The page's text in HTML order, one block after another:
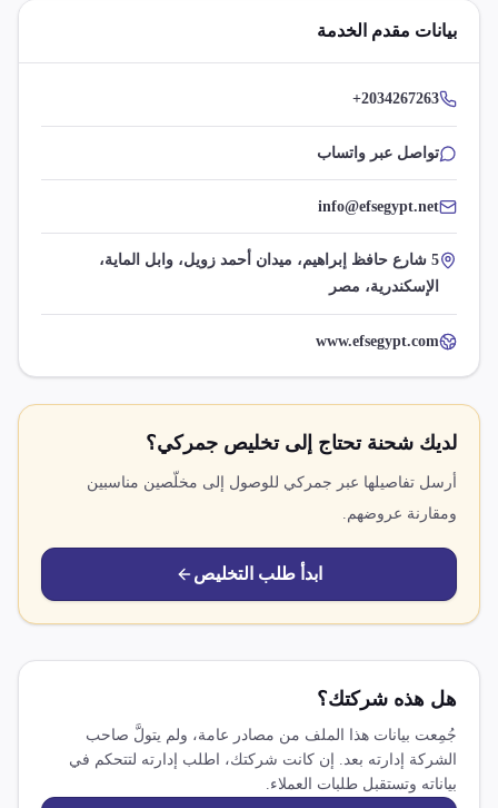
بيانات مقدم الخدمة
+2034267263
تواصل عبر واتساب
info@efsegypt.net
5 شارع حافظ إبراهيم، ميدان أحمد زويل، وابل الماية،
الإسكندرية، مصر
www.efsegypt.com
لديك شحنة تحتاج إلى تخليص جمركي؟
أرسل تفاصيلها عبر جمركي للوصول إلى مخلّصين مناسبين
ومقارنة عروضهم.
ابدأ طلب التخليص
هل هذه شركتك؟
جُمِعت بيانات هذا الملف من مصادر عامة، ولم يتولَّ صاحب
الشركة إدارته بعد. إن كانت شركتك، اطلب إدارته لتتحكم في
بياناته وتستقبل طلبات العملاء.